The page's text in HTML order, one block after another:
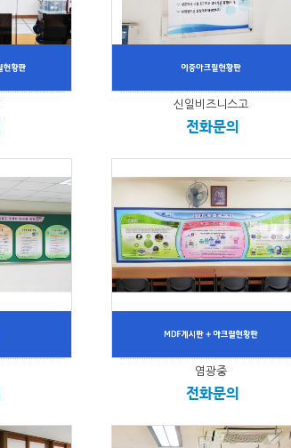
신일비즈니스고
전화문의
염광중
전화문의